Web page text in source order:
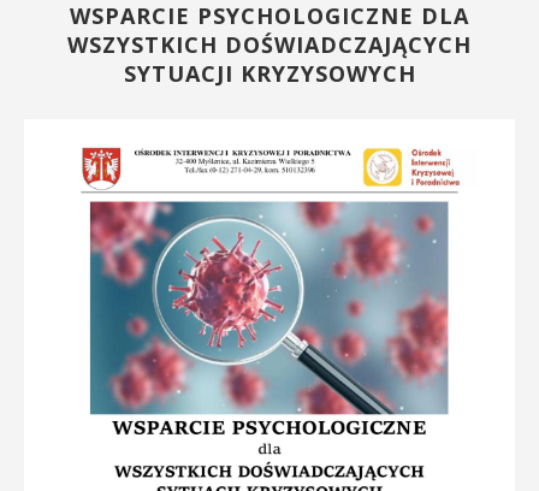
WSPARCIE PSYCHOLOGICZNE DLA
WSZYSTKICH DOŚWIADCZAJĄCYCH
SYTUACJI KRYZYSOWYCH